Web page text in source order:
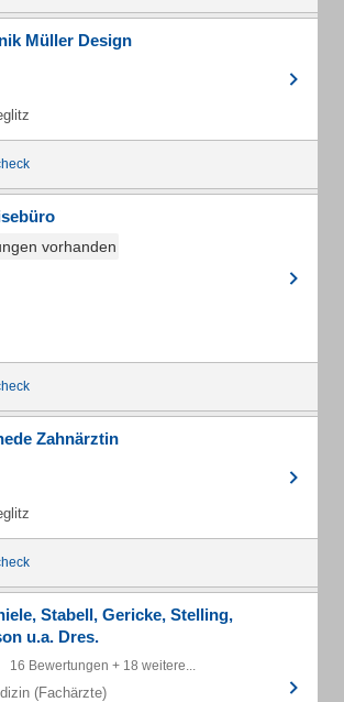
Müller Design
vorhanden
Zahnärztin
Stabell, Gericke, Stelling,
u.a. Dres.
16 Bewertungen + 18 weitere...
(Fachärzte)